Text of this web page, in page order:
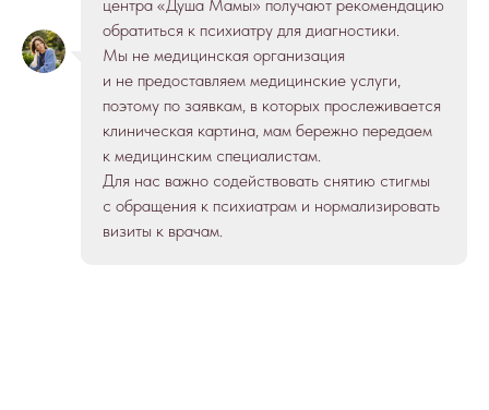
центра «Душа Мамы» получают рекомендацию
обратиться к психиатру для диагностики.
Мы не медицинская организация
и не предоставляем медицинские услуги,
поэтому по заявкам, в которых прослеживается
клиническая картина, мам бережно передаем
к медицинским специалистам.
Для нас важно содействовать снятию стигмы
с обращения к психиатрам и нормализировать
визиты к врачам.